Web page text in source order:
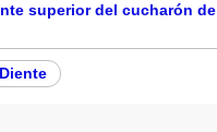
superior del cucharón de
Diente